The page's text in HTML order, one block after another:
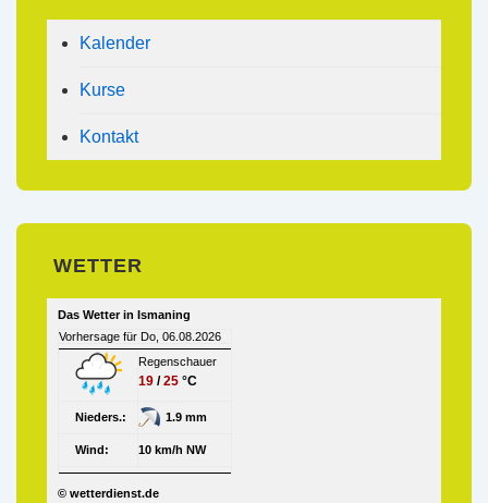
Kalender
Kurse
Kontakt
WETTER
Das Wetter in Ismaning
Vorhersage für Do, 06.08.2026
Regenschauer
19 /25 °C
Nieders.: 1.9 mm
Wind: 10 km/h NW
© wetterdienst.de